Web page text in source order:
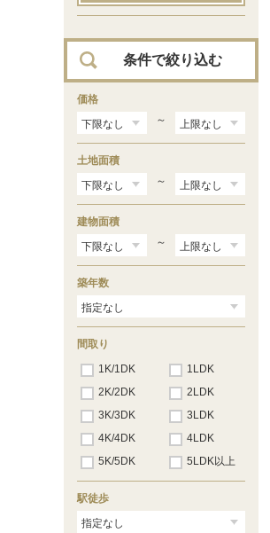
常盤（71）
撮影所前（39）
条件で絞り込む
価格
～
土地面積
～
建物面積
～
築年数
間取り
1K/1DK
1LDK
2K/2DK
2LDK
3K/3DK
3LDK
4K/4DK
4LDK
5K/5DK
5LDK以上
駅徒歩